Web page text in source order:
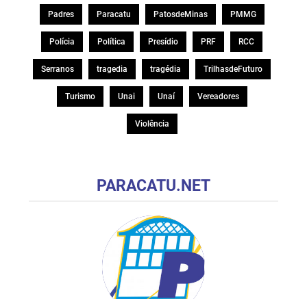
Padres Paracatu PatosdeMinas PMMG
Polícia Política Presídio PRF RCC
Serranos tragedia tragédia TrilhasdeFuturo
Turismo Unai Unaí Vereadores
Violência
PARACATU.NET